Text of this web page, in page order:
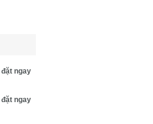
đặt ngay
đặt ngay